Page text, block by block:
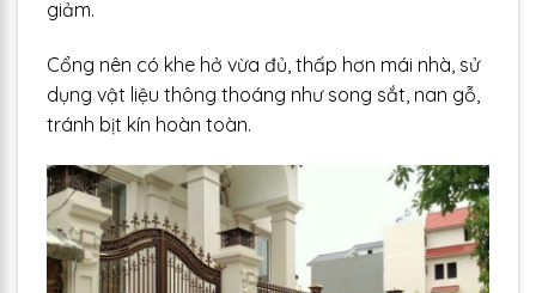
giảm.
Cổng nên có khe hở vừa đủ, thấp hơn mái nhà, sử
dụng vật liệu thông thoáng như song sắt, nan gỗ,
tránh bịt kín hoàn toàn.